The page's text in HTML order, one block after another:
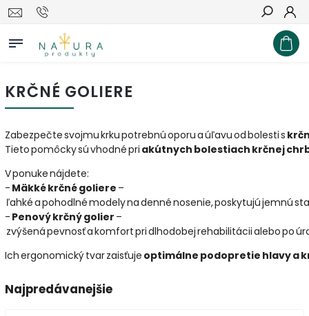
Hľadať
KRČNÉ GOLIERE
Zabezpečte svojmu krku potrebnú oporu a úľavu od bolesti s
Tieto pomôcky sú vhodné pri akútnych bolestiach krčnej
V ponuke nájdete:
- Mäkké krčné goliere –
ľahké a pohodlné modely na denné nosenie, poskytujú jemnú
- Penový krčný golier –
zvýšená pevnosť a komfort pri dlhodobej rehabilitácii alebo po
Ich ergonomický tvar zaisťuje optimálne podopretie hlavy a
Najpredávanejšie